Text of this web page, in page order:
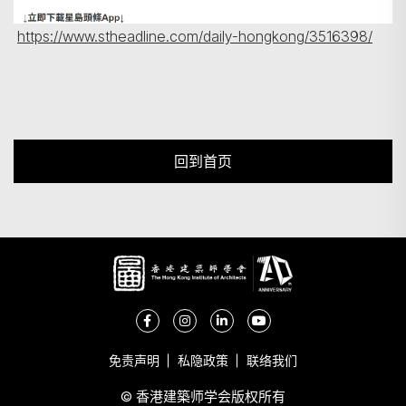
https://www.stheadline.com/daily-hongkong/3516398/
回到首页
免责声明 私隐政策 联络我们
© 香港建築师学会版权所有